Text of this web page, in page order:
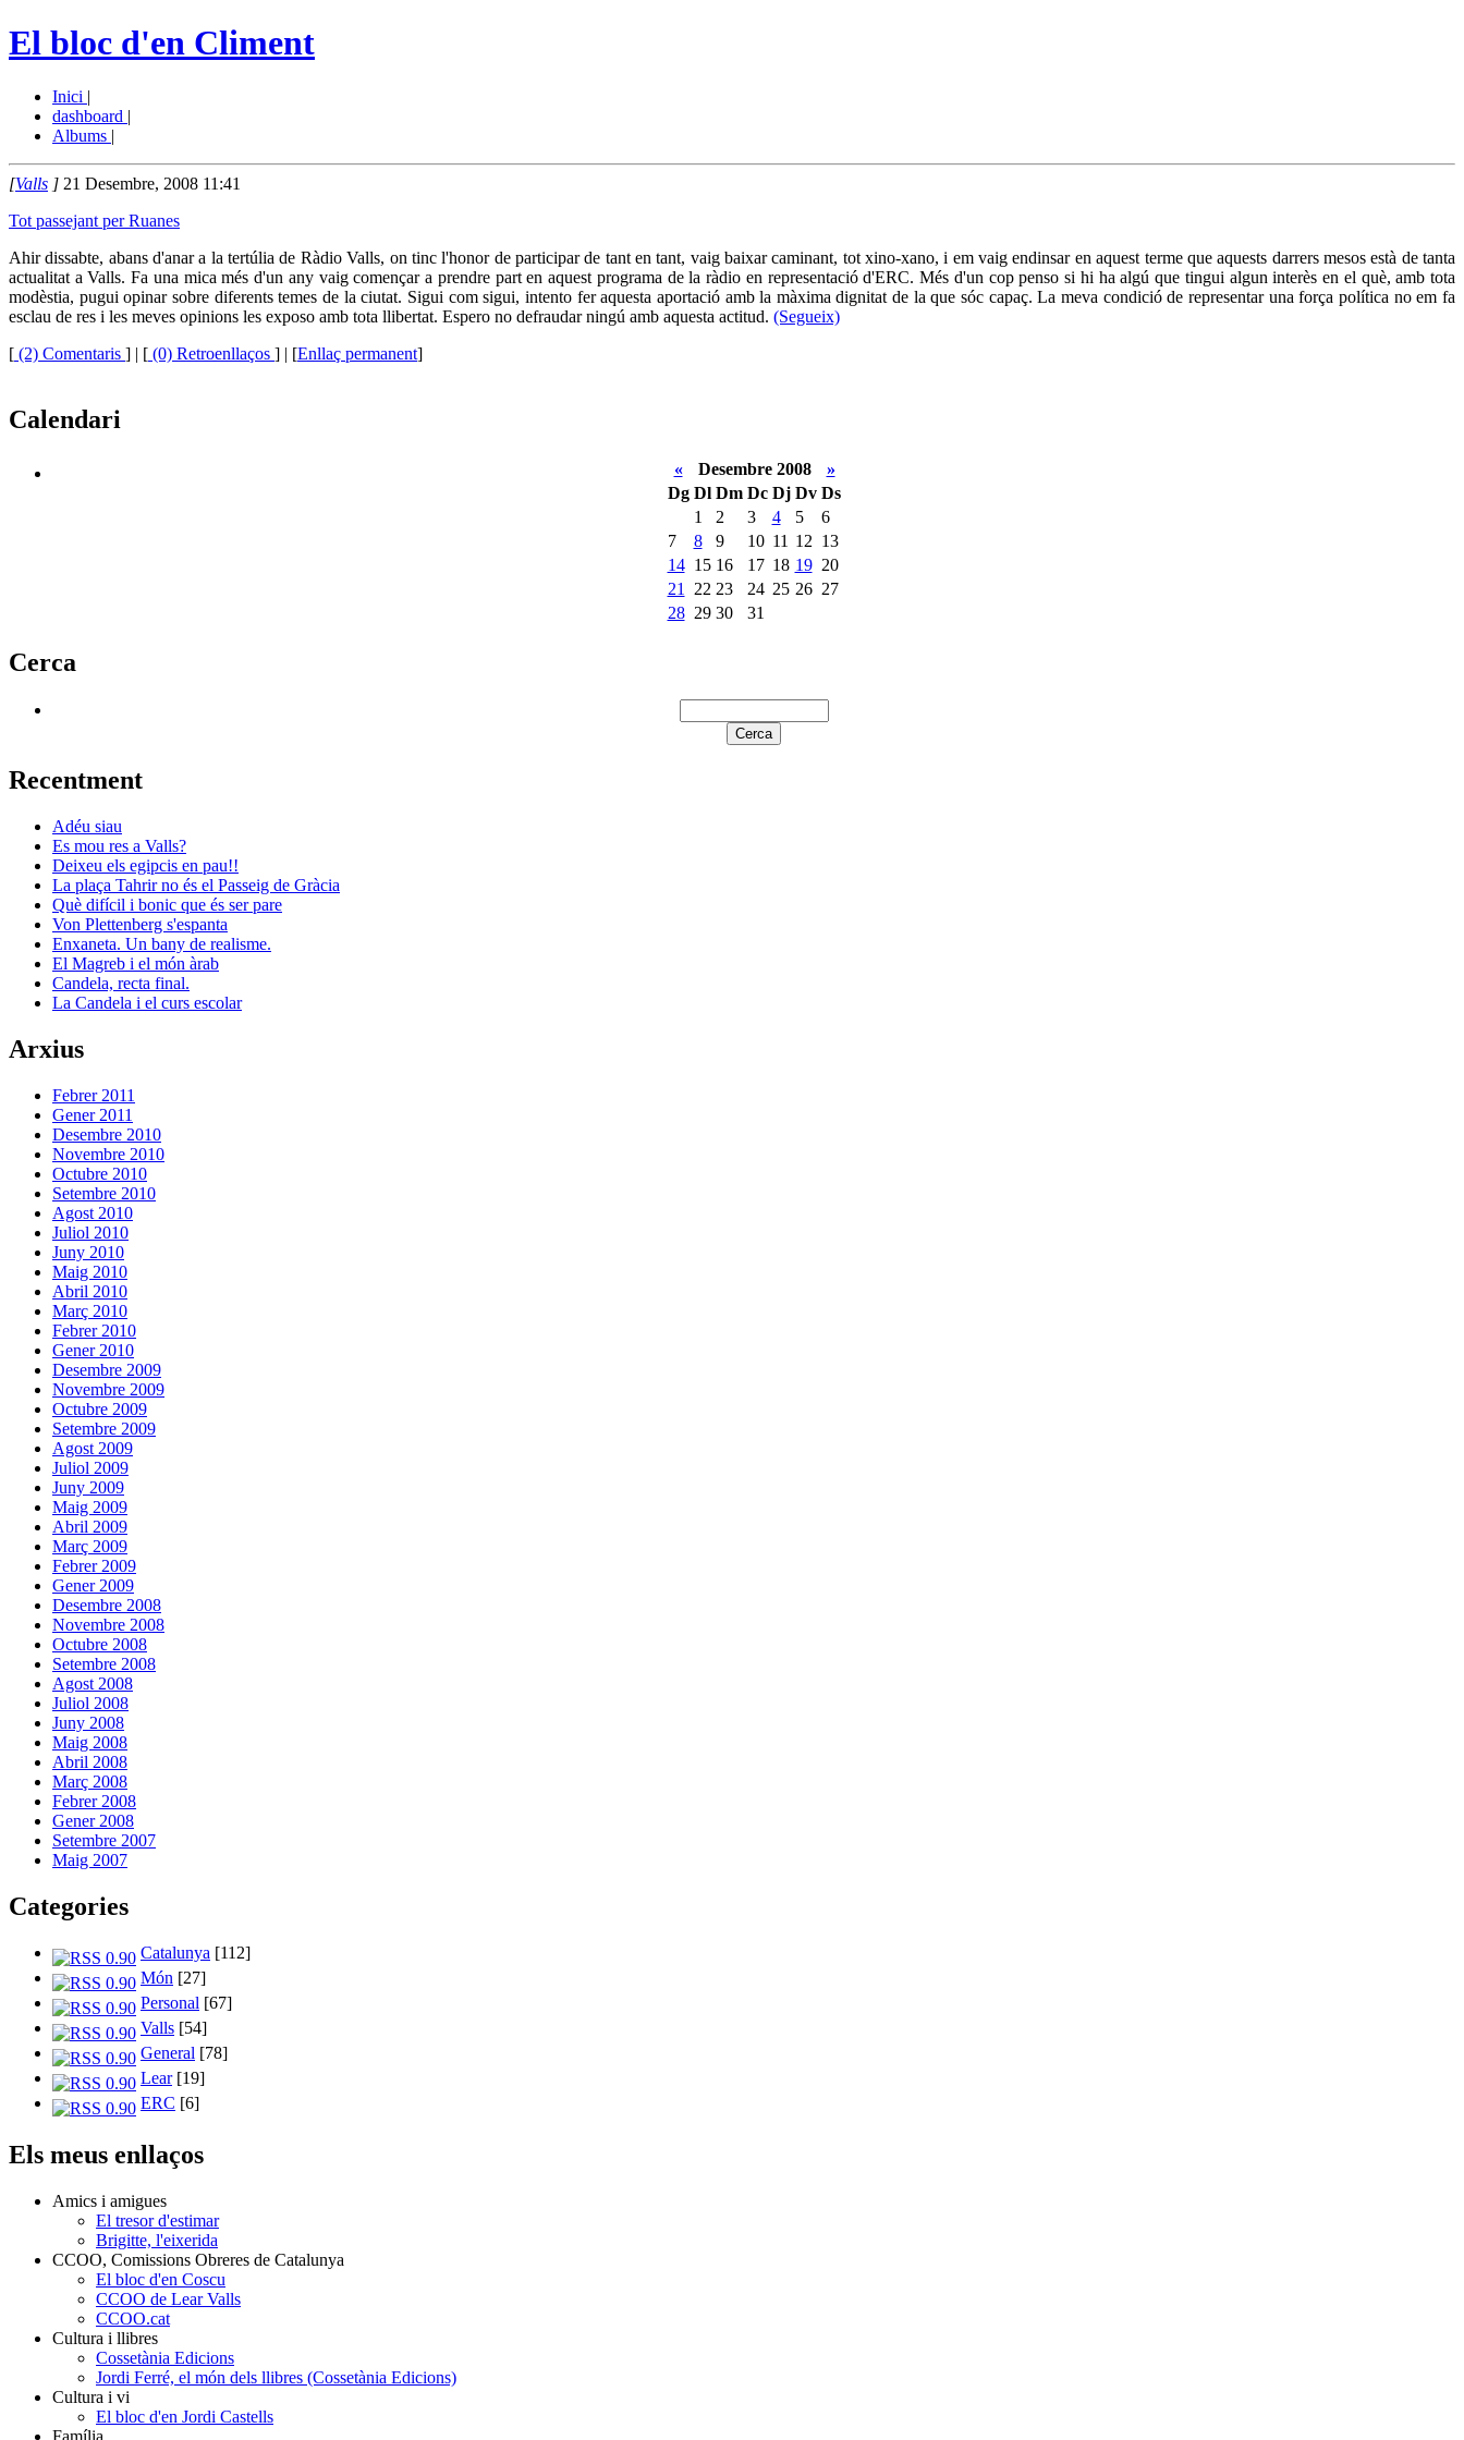
El bloc d'en Climent
Inici |
dashboard |
Albums |
[Valls ] 21 Desembre, 2008 11:41
Tot passejant per Ruanes
Ahir dissabte, abans d'anar a la tertúlia de Ràdio Valls, on tinc l'honor de participar de tant en tant, vaig baixar caminant, tot xino-xano, i em vaig endinsar en aquest terme que aquests darrers mesos està de tanta
actualitat a Valls. Fa una mica més d'un any vaig començar a prendre part en aquest programa de la ràdio en representació d'ERC. Més d'un cop penso si hi ha algú que tingui algun interès en el què, amb tota
modèstia, pugui opinar sobre diferents temes de la ciutat. Sigui com sigui, intento fer aquesta aportació amb la màxima dignitat de la que sóc capaç. La meva condició de representar una força política no em fa
esclau de res i les meves opinions les exposo amb tota llibertat. Espero no defraudar ningú amb aquesta actitud. (Segueix)
[ (2) Comentaris ] | [ (0) Retroenllaços ] | [Enllaç permanent]
Calendari
« Desembre 2008
»
Dg Dl Dm Dc Dj Dv Ds
1
2 3 4 5
6
7
8 9 10 11 12 13
14 15 16 17 18 19 20
21
22 23 24 25 26 27
28 29 30 31
Cerca
Recentment
Adéu siau
Es mou res a Valls?
Deixeu els egipcis en pau!!
La plaça Tahrir no és el Passeig de Gràcia
Què difícil i bonic que és ser pare
Von Plettenberg s'espanta
Enxaneta. Un bany de realisme.
El Magreb i el món àrab
Candela, recta final.
La Candela i el curs escolar
Arxius
Febrer 2011
Gener 2011
Desembre 2010
Novembre 2010
Octubre 2010
Setembre 2010
Agost 2010
Juliol 2010
Juny 2010
Maig 2010
Abril 2010
Març 2010
Febrer 2010
Gener 2010
Desembre 2009
Novembre 2009
Octubre 2009
Setembre 2009
Agost 2009
Juliol 2009
Juny 2009
Maig 2009
Abril 2009
Març 2009
Febrer 2009
Gener 2009
Desembre 2008
Novembre 2008
Octubre 2008
Setembre 2008
Agost 2008
Juliol 2008
Juny 2008
Maig 2008
Abril 2008
Març 2008
Febrer 2008
Gener 2008
Setembre 2007
Maig 2007
Categories
Catalunya [112]
Món [27]
Personal [67]
Valls [54]
General [78]
Lear[19]
ERC [6]
Els meus enllaços
Amics i amigues
El tresor d'estimar
Brigitte, l'eixerida
CCOO, Comissions Obreres de Catalunya
El bloc d'en Coscu
CCOO de Lear Valls
CCOO.cat
Cultura i llibres
Cossetània Edicions
Jordi Ferré, el món dels llibres (Cossetània Edicions)
Cultura i vi
El bloc d'en Jordi Castells
Família